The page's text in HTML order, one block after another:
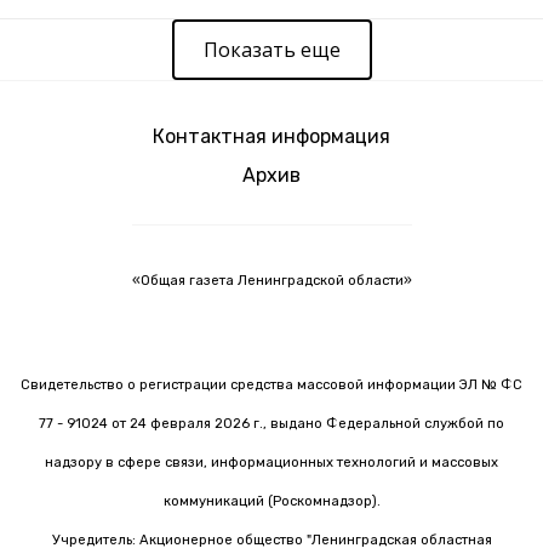
Показать еще
Контактная информация
Архив
«Общая газета Ленинградской области»
Свидетельство о регистрации средства массовой информации ЭЛ № ФС
77 - 91024 от 24 февраля 2026 г., выдано Федеральной службой по
надзору в сфере связи, информационных технологий и массовых
коммуникаций (Роскомнадзор).
Учредитель: Акционерное общество "Ленинградская областная